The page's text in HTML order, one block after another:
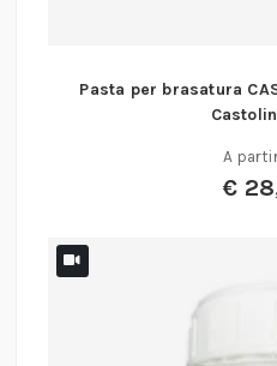
Pasta per brasatura
A
€